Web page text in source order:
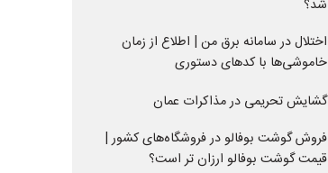
شد؟
اختلال در سامانه برق من | اطلاع از زمان
خاموشی‌ها با کدهای دستوری
گشایش تحریمی در مذاکرات عمان
فروش گوشت بوفالو در فروشگاه‌های کشور |
قیمت گوشت بوفالو ارزان تر است؟